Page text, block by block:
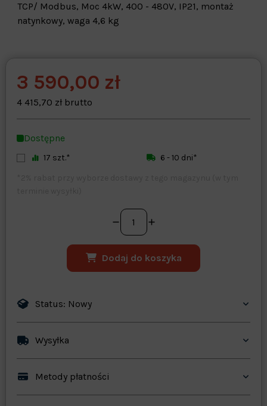
TCP/ Modbus, Moc 4kW, 400 - 480V, IP21, montaż
natynkowy, waga 4,6 kg
Warehouse
opcjonalne
3 590,00 zł
4 415,70 zł brutto
Dostępne
17 szt.*
6 - 10 dni*
Dodaj do koszyka
Status: Nowy
Wysyłka
Metody płatności